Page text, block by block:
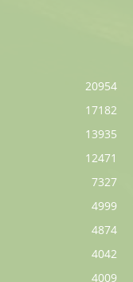
20954
17182
13935
12471
7327
4999
4874
4042
4009